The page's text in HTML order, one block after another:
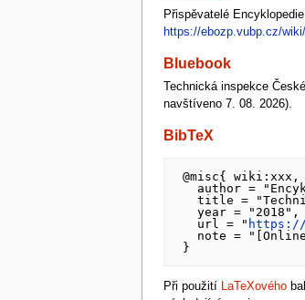
Přispěvatelé
https://ebozp.vubp.cz/
Bluebook
Technická inspekce
navštíveno 7. 08. 2026).
BibTeX
@misc{ wiki:xxx,
   title = "Technická inspekce České republiky --- ",
   year = "2018",
   url = "
https://
Při použití LaTeXového